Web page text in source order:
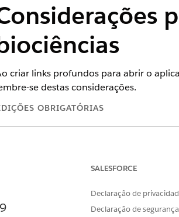
criar links profundos para abrir o
se destas considerações.
OBRIGATÓRIAS
do cliente e o pacote gerenciado
recomendadas para links
SALESFORCE
Declaração de
Declaração de segurança